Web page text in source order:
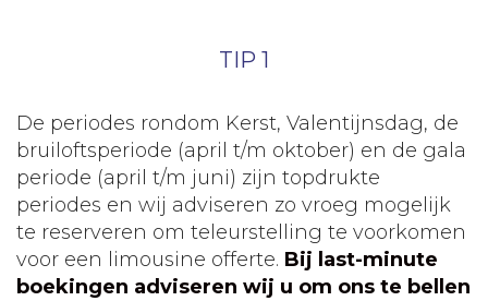
TIP 1
De periodes rondom Kerst, Valentijnsdag, de
bruiloftsperiode (april t/m oktober) en de gala
periode (april t/m juni) zijn topdrukte
periodes en wij adviseren zo vroeg mogelijk
te reserveren om teleurstelling te voorkomen
voor een limousine offerte. Bij last-minute
boekingen adviseren wij u om ons te bellen